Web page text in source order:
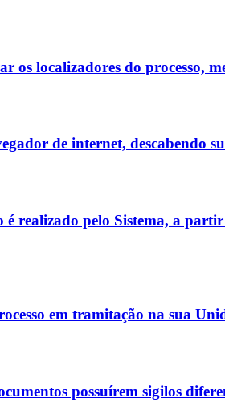
os localizadores do processo,
de internet, descabendo
realizado pelo Sistema, a
em tramitação na sua
possuírem sigilos